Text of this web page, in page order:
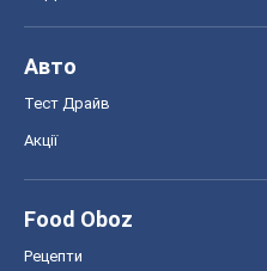
Авто
Тест Драйв
Акції
Food Oboz
Рецепти